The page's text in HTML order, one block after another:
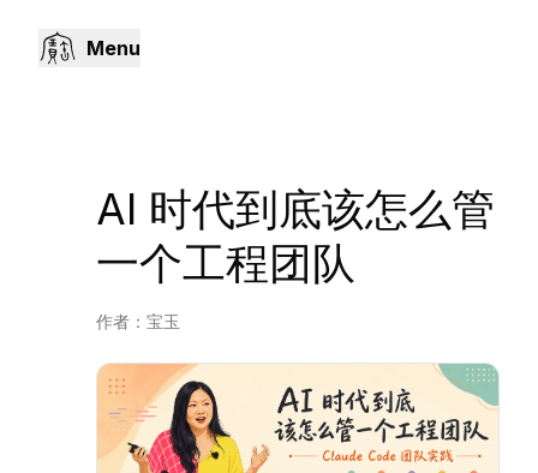
Menu
AI 时代到底该怎么管
一个工程团队
作者： 宝玉